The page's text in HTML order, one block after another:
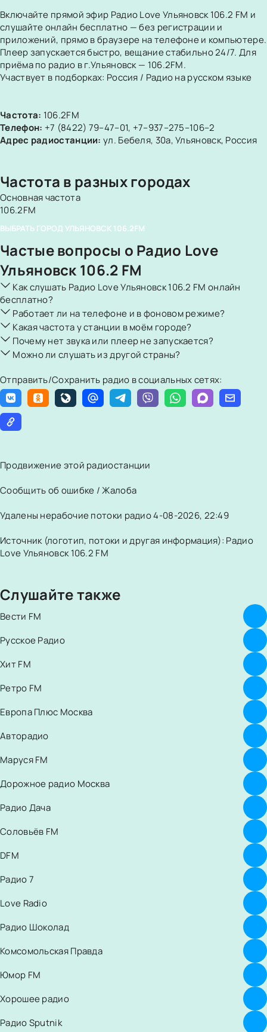
Включайте прямой эфир Радио Love Ульяновск 106.2 FM и
слушайте онлайн бесплатно — без регистрации и
приложений, прямо в браузере на телефоне и компьютере.
Плеер запускается быстро, вещание стабильно 24/7. Для
приёма по радио в г.Ульяновск — 106.2FM.
Участвует в подборках: Россия / Радио на русском языке
Частота: 106.2FM
Телефон: +7 (8422) 79–47–01, +7–937–275–106–2
Адрес радиостанции: ул. Бебеля, 30а, Ульяновск, Россия
Частота в разных городах
Основная частота
106.2FM
ВЫБРАТЬ ГОРОД УЛЬЯНОВСК 106.2FM
Частые вопросы о Радио Love
Ульяновск 106.2 FM
Как слушать Радио Love Ульяновск 106.2 FM онлайн
бесплатно?
Работает ли на телефоне и в фоновом режиме?
Какая частота у станции в моём городе?
Почему нет звука или плеер не запускается?
Можно ли слушать из другой страны?
Отправить/Сохранить радио в социальных сетях:
Продвижение этой радиостанции
Сообщить об ошибке / Жалоба
Удалены нерабочие потоки радио 4-08-2026, 22:49
Источник (логотип, потоки и другая информация): Радио
Love Ульяновск 106.2 FM
Слушайте также
Вести FM
Русское Радио
Хит FM
Ретро FM
Европа Плюс Москва
Авторадио
Маруся FM
Дорожное радио Москва
Радио Дача
Соловьёв FM
DFM
Радио 7
Love Radio
Радио Шоколад
Комсомольская Правда
Юмор FM
Хорошее радио
Радио Sputnik